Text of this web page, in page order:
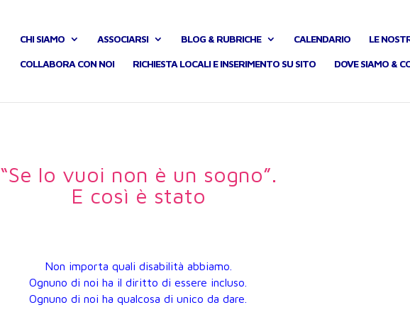
CHI SIAMO ASSOCIARSI BLOG & RUBRICHE CALENDARIO LE
COLLABORA CON NOI RICHIESTA LOCALI E INSERIMENTO SU SITO DOVE SIAMO &
“Se lo vuoi non è un sogno”.
E così è stato
Non importa quali disabilità abbiamo.
Ognuno di noi ha il diritto di essere incluso.
Ognuno di noi ha qualcosa di unico da dare.